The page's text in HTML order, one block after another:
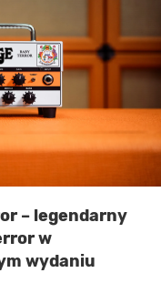
– legendarny
w
wydaniu